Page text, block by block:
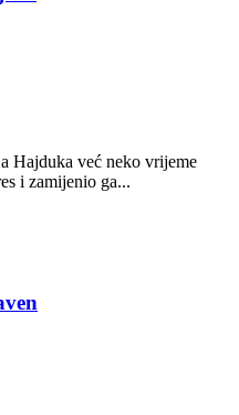
Hajduka već neko vrijeme
i zamijenio ga...